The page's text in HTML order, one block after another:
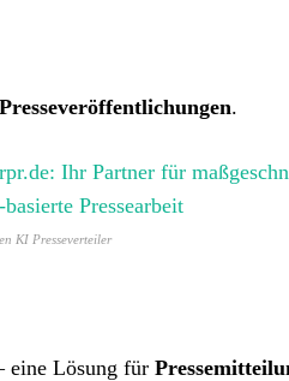
Presseveröffentlichungen.
KI Presseverteiler
eine Lösung für